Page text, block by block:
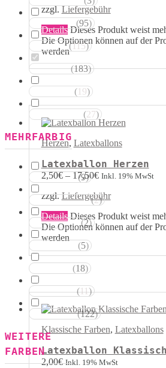
zzgl.Liefergebühr
Details Dieses Produkt weist
Die Optionen können auf der
werden
Herzen, Latexballons
Latexballon Herzen
2,50€–17,50€ Inkl. 19% MwSt
zzgl.Liefergebühr
Details Dieses Produkt weist
Die Optionen können auf der
werden
Klassische Farben, Latexballons
Latexballon
2,00€ Inkl. 19% MwSt
Violetttöne (95)
Blautöne (115)
Grüntöne (183)
( 19)
(27)
MEHRFARBIG
Rosa Weiss (9)
Schwarz Weiss (2)
Silber Weiss (2)
(5)
(18)
Blau Weiss (11)
Mehrfarbig (122)
WEITERE
FARBEN